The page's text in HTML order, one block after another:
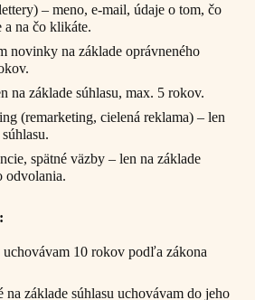
– meno, e-mail, údaje o tom, čo
a na čo klikáte.
novinky na základe oprávneného
na základe súhlasu, max. 5 rokov.
(remarketing, cielená reklama) – len
spätné väzby – len na základe
odvolania.
10 rokov podľa zákona
na základe súhlasu uchovávam do jeho